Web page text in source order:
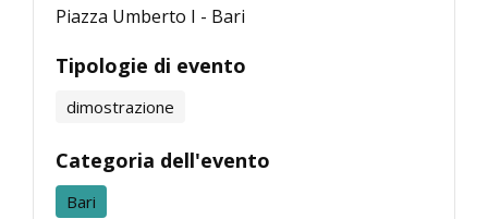
Piazza Umberto I - Bari
Tipologie di evento
dimostrazione
Categoria dell'evento
Bari